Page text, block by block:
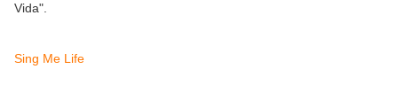
Vida".
Sing Me Life